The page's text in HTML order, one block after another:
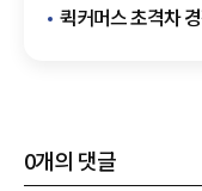
퀵커머스 초격차
0개의 댓글